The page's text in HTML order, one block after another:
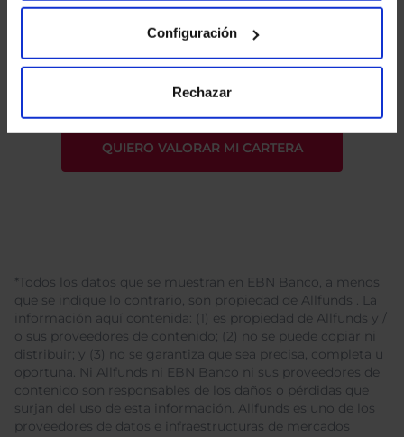
Configuración
Rechazar
la política de privacidad
y consiento el
*Todos los datos que se muestran en EBN Banco, a menos
que se indique lo contrario, son propiedad de Allfunds . La
información aquí contenida: (1) es propiedad de Allfunds y /
o sus proveedores de contenido; (2) no se puede copiar ni
distribuir; y (3) no se garantiza que sea precisa, completa u
oportuna. Ni Allfunds ni EBN Banco ni sus proveedores de
contenido son responsables de los daños o pérdidas que
surjan del uso de esta información. Allfunds es uno de los
proveedores de datos e infraestructuras de mercados